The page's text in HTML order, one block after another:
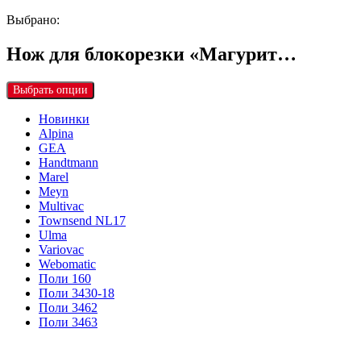
Выбрано:
Нож для блокорезки «Магурит…
Выбрать опции
Новинки
Alpina
GEA
Handtmann
Marel
Meyn
Multivac
Townsend NL17
Ulma
Variovac
Webomatic
Поли 160
Поли 3430-18
Поли 3462
Поли 3463